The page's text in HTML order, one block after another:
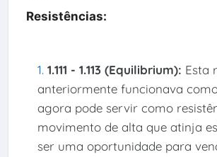
Resistências:
1.111 - 1.113 (Equilibrium): Esta
anteriormente funcionava
agora pode servir como
movimento de alta que atinja
ser uma oportunidade para